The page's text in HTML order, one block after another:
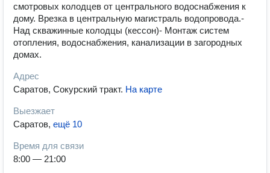
смотровых колодцев от центрального водоснабжения к
дому. Врезка в центральную магистраль водопровода.-
Над скважинные колодцы (кессон)- Монтаж систем
отопления, водоснабжения, канализации в загородных
домах.
Адрес
Саратов, Сокурский тракт. На карте
Выезжает
Саратов, ещё 10
Время для связи
8:00 — 21:00